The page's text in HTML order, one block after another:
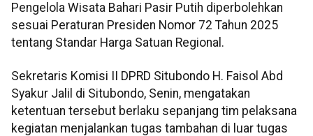
Pengelola Wisata Bahari Pasir Putih diperbolehkan
sesuai Peraturan Presiden Nomor 72 Tahun 2025
tentang Standar Harga Satuan Regional.
Sekretaris Komisi II DPRD Situbondo H. Faisol Abd
Syakur Jalil di Situbondo, Senin, mengatakan
ketentuan tersebut berlaku sepanjang tim pelaksana
kegiatan menjalankan tugas tambahan di luar tugas